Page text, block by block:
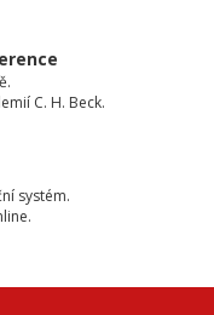
C. H. Beck.
systém.